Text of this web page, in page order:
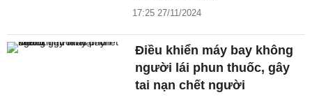
17:25 27/11/2024
Điều khiển máy bay không
người lái phun thuốc, gây
tai nạn chết người